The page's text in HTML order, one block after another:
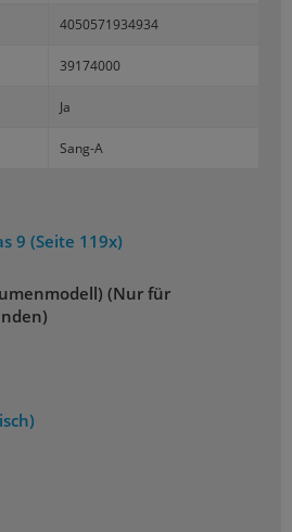
4050571934934
39174000
Ja
Sang-A
9 (Seite 119x)
(Nur für